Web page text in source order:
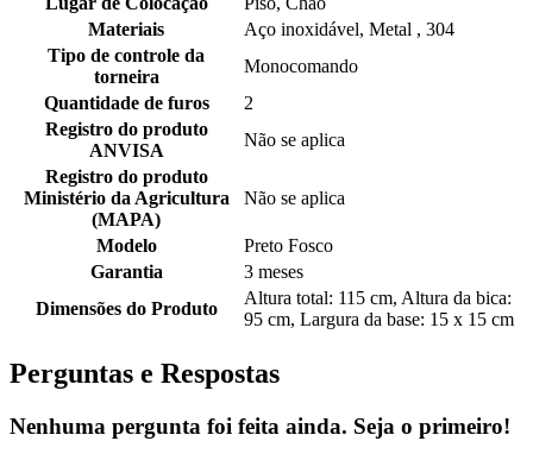
Materiais
Aço inoxidável, Metal , 304
Tipo de controle da
torneira
Monocomando
Quantidade de furos
2
Registro do produto
ANVISA
Não se aplica
Registro do produto
Ministério da Agricultura
(MAPA)
Não se aplica
Modelo
Preto Fosco
Garantia
3 meses
Dimensões do Produto
Altura total: 115 cm, Altura da bica:
95 cm, Largura da base: 15 x 15 cm
Perguntas e Respostas
Nenhuma pergunta foi feita ainda. Seja o primeiro!